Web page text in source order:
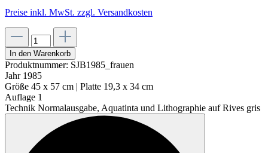
Preise inkl. MwSt. zzgl. Versandkosten
In den Warenkorb
Produktnummer: SJB1985_frauen
Jahr 1985
Größe 45 x 57 cm | Platte 19,3 x 34 cm
Auflage 1
Technik Normalausgabe, Aquatinta und Lithographie auf Rives gris